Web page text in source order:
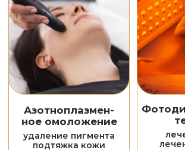
Подробнее
от 6000₽
коррекция рубцов
коррекция растяжек
Лазерное
омоложение resurFX
Подробнее
5000₽
лечение пигмента
омоложение кожи
Фотоомоложение
Stellar M22